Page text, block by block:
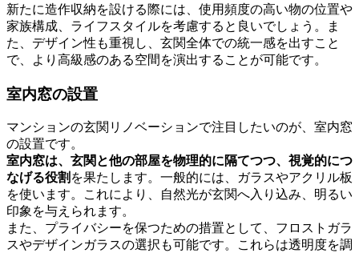
新たに造作収納を設ける際には、使用頻度の高い物の位置や
家族構成、ライフスタイルを考慮すると良いでしょう。ま
た、デザイン性も重視し、玄関全体での統一感を出すこと
で、より高級感のある空間を演出することが可能です。
室内窓の設置
マンションの玄関リノベーションで注目したいのが、室内窓
の設置です。
室内窓は、玄関と他の部屋を物理的に隔てつつ、視覚的につ
なげる役割 を果たします。一般的には、ガラスやアクリル板
を使います。これにより、自然光が玄関へ入り込み、明るい
印象を与えられます。
また、プライバシーを保つための措置として、フロストガラ
スやデザインガラスの選択も可能です。これらは透明度を調